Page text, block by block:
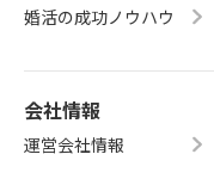
婚活の成功ノウハウ
会社情報
運営会社情報